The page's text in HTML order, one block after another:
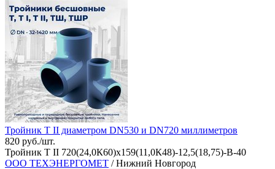
Тройник Т II диаметром DN530 и DN720 миллиметров
820 руб./шт.
Тройник Т II 720(24,0К60)х159(11,0К48)-12,5(18,75)-В-40
ООО ТЕХЭНЕРГОМЕТ / Нижний Новгород